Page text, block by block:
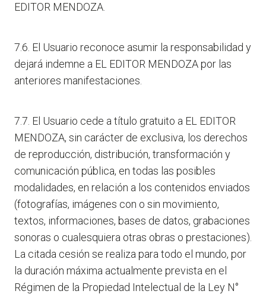
EDITOR MENDOZA.
7.6. El Usuario reconoce asumir la responsabilidad y
dejará indemne a EL EDITOR MENDOZA por las
anteriores manifestaciones.
7.7. El Usuario cede a título gratuito a EL EDITOR
MENDOZA, sin carácter de exclusiva, los derechos
de reproducción, distribución, transformación y
comunicación pública, en todas las posibles
modalidades, en relación a los contenidos enviados
(fotografías, imágenes con o sin movimiento,
textos, informaciones, bases de datos, grabaciones
sonoras o cualesquiera otras obras o prestaciones).
La citada cesión se realiza para todo el mundo, por
la duración máxima actualmente prevista en el
Régimen de la Propiedad Intelectual de la Ley N°